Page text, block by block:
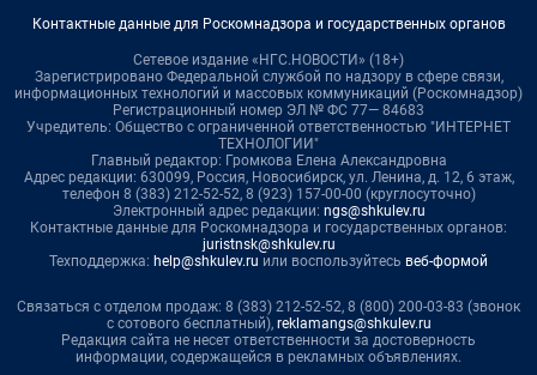
Контактные данные для Роскомнадзора и государственных органов
Сетевое издание «НГС.НОВОСТИ» (18+)
Зарегистрировано Федеральной службой по надзору в сфере связи,
информационных технологий и массовых коммуникаций (Роскомнадзор)
Регистрационный номер ЭЛ № ФС 77— 84683
Учредитель: Общество с ограниченной ответственностью "ИНТЕРНЕТ
ТЕХНОЛОГИИ"
Главный редактор: Громкова Елена Александровна
Адрес редакции: 630099, Россия, Новосибирск, ул. Ленина, д. 12, 6 этаж,
телефон 8 (383) 212-52-52, 8 (923) 157-00-00 (круглосуточно)
Электронный адрес редакции: ngs@shkulev.ru
Контактные данные для Роскомнадзора и государственных органов:
juristnsk@shkulev.ru
Техподдержка: help@shkulev.ru или воспользуйтесь веб-формой
Связаться с отделом продаж: 8 (383) 212-52-52, 8 (800) 200-03-83 (звонок
с сотового бесплатный), reklamangs@shkulev.ru
Редакция сайта не несет ответственности за достоверность
информации, содержащейся в рекламных объявлениях.